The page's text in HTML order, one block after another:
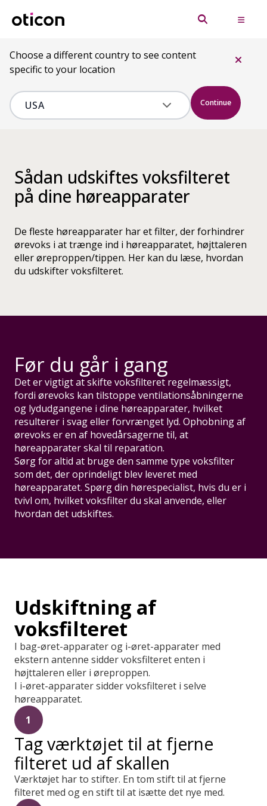
Choose a different country to see content
specific to your location
Continue
Sådan udskiftes voksfilteret
på dine høreapparater
De fleste høreapparater har et filter, der forhindrer
ørevoks i at trænge ind i høreapparatet, højttaleren
eller øreproppen/tippen. Her kan du læse, hvordan
du udskifter voksfilteret.
Før du går i gang
Det er vigtigt at skifte voksfilteret regelmæssigt,
fordi ørevoks kan tilstoppe ventilationsåbningerne
og lydudgangene i dine høreapparater, hvilket
resulterer i svag eller forvrænget lyd. Ophobning af
ørevoks er en af hovedårsagerne til, at
høreapparater skal til reparation.
Sørg for altid at bruge den samme type voksfilter
som det, der oprindeligt blev leveret med
høreapparatet. Spørg din hørespecialist, hvis du er i
tvivl om, hvilket voksfilter du skal anvende, eller
hvordan det udskiftes.
Udskiftning af
voksfilteret
I bag-øret-apparater og i-øret-apparater med
ekstern antenne sidder voksfilteret enten i
højttaleren eller i øreproppen.
I i-øret-apparater sidder voksfilteret i selve
høreapparatet.
1
Tag værktøjet til at fjerne
filteret ud af skallen
Værktøjet har to stifter. En tom stift til at fjerne
filteret med og en stift til at isætte det nye med.